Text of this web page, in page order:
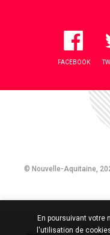
FACEBOOK
© Nouvelle-Aquitaine,
En poursuivant
l'utilisation de